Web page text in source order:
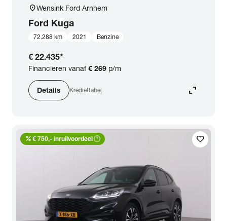
location_onWensink Ford Arnhem
Ford Kuga
72.288 km 2021 Benzine
€ 22.435*
Financieren vanaf€ 269 p/m
Details Krediettabel expand_content
favorite
percent € 750,- inruilvoordeelhelp_outline